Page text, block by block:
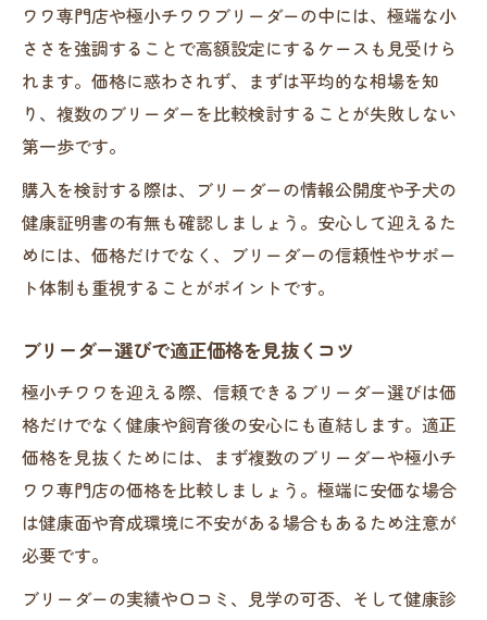
ワワ専門店や極小チワワブリーダーの中には、極端な小
ささを強調することで高額設定にするケースも見受けら
れます。価格に惑わされず、まずは平均的な相場を知
り、複数のブリーダーを比較検討することが失敗しない
第一歩です。
購入を検討する際は、ブリーダーの情報公開度や子犬の
健康証明書の有無も確認しましょう。安心して迎えるた
めには、価格だけでなく、ブリーダーの信頼性やサポー
ト体制も重視することがポイントです。
ブリーダー選びで適正価格を見抜くコツ
極小チワワを迎える際、信頼できるブリーダー選びは価
格だけでなく健康や飼育後の安心にも直結します。適正
価格を見抜くためには、まず複数のブリーダーや極小チ
ワワ専門店の価格を比較しましょう。極端に安価な場合
は健康面や育成環境に不安がある場合もあるため注意が
必要です。
ブリーダーの実績や口コミ、見学の可否、そして健康診